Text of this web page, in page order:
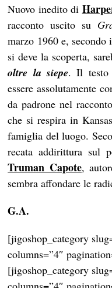
Nuovo inedito di
racconto uscito su
marzo 1960 e,
si deve la scoperta,
oltre la siepe. Il testo
essere assolutamente
da padrone nel
che si respira in
famiglia del luogo.
recata addirittura sul
Truman Capote,
sembra affondare le
G.A.
[jigoshop_category
columns=”4″
[jigoshop_category